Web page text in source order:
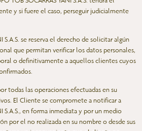
y si fuere el caso, perseguir judicialmente
S.A.S. se reserva el derecho de solicitar algún
que permitan verificar los datos personales,
o definitivamente a aquellos clientes cuyos
todas las operaciones efectuadas en su
El Cliente se compromete a notificar a
S.A.S., en forma inmediata y por un medio
por el no realizada en su nombre o desde sus